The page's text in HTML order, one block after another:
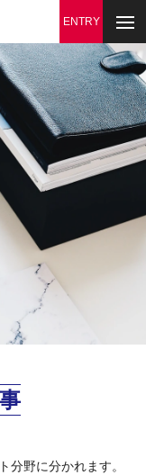
分野に分かれます。